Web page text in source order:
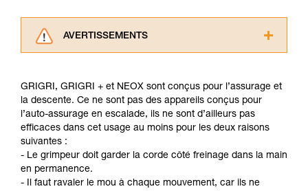
AVERTISSEMENTS
consulter. Vous devez avoir compris les
informations de la notice technique pour
pouvoir comprendre ce complément
d’informations.
Maîtriser ces techniques nécessite une
formation et un entraînement spécifique. Validez
avec un professionnel votre capacité à refaire
la manipulation, seul, en toute sécurité, avant
GRIGRI, GRIGRI + et NEOX sont conçus pour l’assurage et
la descente. Ce ne sont pas des appareils conçus pour
l’auto-assurage en escalade, ils ne sont d’ailleurs pas
efficaces dans cet usage au moins pour les deux raisons
suivantes :
- Le grimpeur doit garder la corde côté freinage dans la main
en permanence.
- Il faut ravaler le mou à chaque mouvement, car ils ne